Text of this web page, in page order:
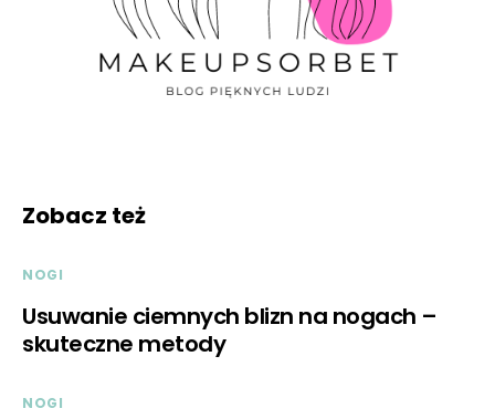
Zobacz też
NOGI
Usuwanie ciemnych blizn na nogach –
skuteczne metody
NOGI